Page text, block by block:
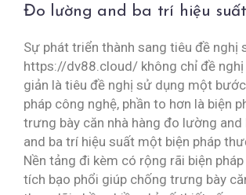
Đo lường and ba trí hiệu suất
Sự phát triển thành sang tiêu đề nghị
https://dv88.cloud/ không chỉ đề
giản là tiêu đề nghị sử dụng một
pháp công nghệ, phần to hơn là biện
trưng bày căn nhà hàng đo lường and
and ba trí hiệu suất một biện pháp
Nền tảng đi kèm có rộng rãi biện
tích bạo phổi giúp chống trưng bày